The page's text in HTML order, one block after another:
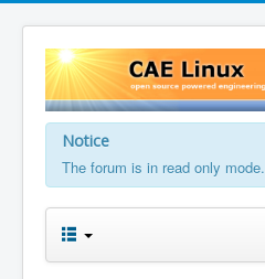
Notice
The forum is in read only mode.